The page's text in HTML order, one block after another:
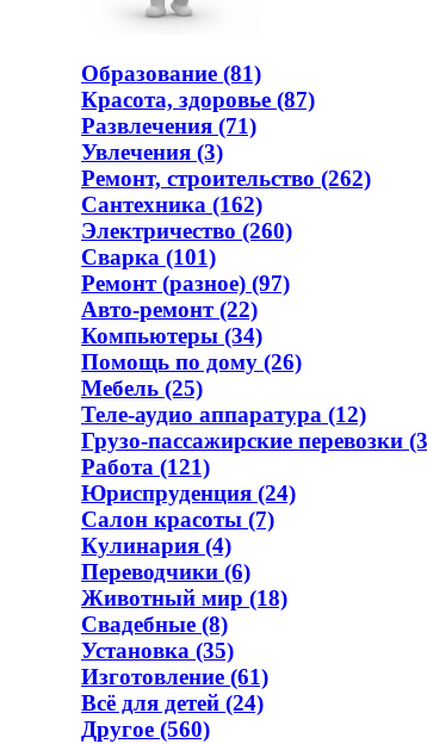
Образование (81)
Красота, здоровье (87)
Развлечения (71)
Увлечения (3)
Ремонт, строительство (262)
Сантехника (162)
Электричество (260)
Сварка (101)
Ремонт (разное) (97)
Авто-ремонт (22)
Компьютеры (34)
Помощь по дому (26)
Мебель (25)
Теле-аудио аппаратура (12)
Грузо-пассажирские перевозки
Работа (121)
Юриспруденция (24)
Салон красоты (7)
Кулинария (4)
Переводчики (6)
Животный мир (18)
Свадебные (8)
Установка (35)
Изготовление (61)
Всё для детей (24)
Другое (560)